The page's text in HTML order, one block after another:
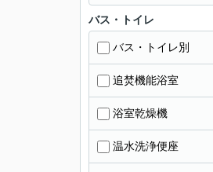
バス・トイレ
バス・トイレ別
追焚機能浴室
浴室乾燥機
温水洗浄便座